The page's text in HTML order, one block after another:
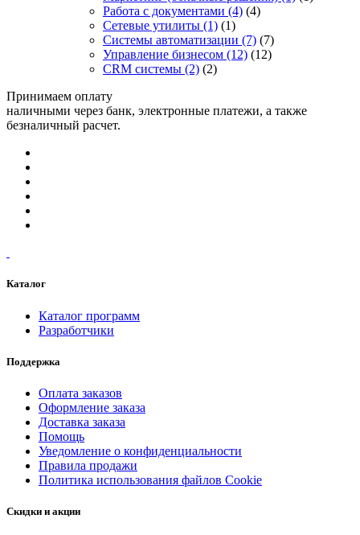
Работа с документами (4) (4)
Сетевые утилиты (1) (1)
Системы автоматизации (7) (7)
Управление бизнесом (12) (12)
CRM системы (2) (2)
Принимаем оплату
наличными через банк, электронные платежи, а также
безналичный расчет.
Каталог
Каталог программ
Разработчики
Поддержка
Оплата заказов
Оформление заказа
Доставка заказа
Помощь
Уведомление о конфиденциальности
Правила продажи
Политика использования файлов Cookie
Скидки и акции